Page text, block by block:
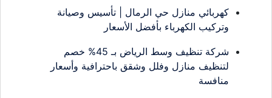
كهربائي منازل حي الرمال | تأسيس وصيانة
وتركيب الكهرباء بأفضل الأسعار
شركة تنظيف وسط الرياض بـ 45% خصم
لتنظيف منازل وفلل وشقق باحترافية وأسعار
منافسة